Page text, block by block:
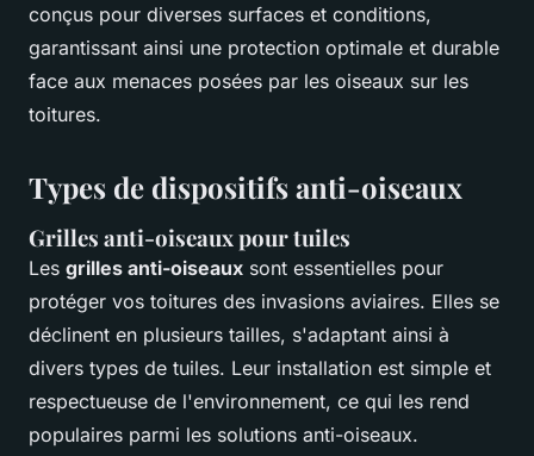
conçus pour diverses surfaces et conditions,
garantissant ainsi une protection optimale et durable
face aux menaces posées par les oiseaux sur les
toitures.
Types de dispositifs anti-oiseaux
Grilles anti-oiseaux pour tuiles
Les grilles anti-oiseaux sont essentielles pour
protéger vos toitures des invasions aviaires. Elles se
déclinent en plusieurs tailles, s'adaptant ainsi à
divers types de tuiles. Leur installation est simple et
respectueuse de l'environnement, ce qui les rend
populaires parmi les solutions anti-oiseaux.